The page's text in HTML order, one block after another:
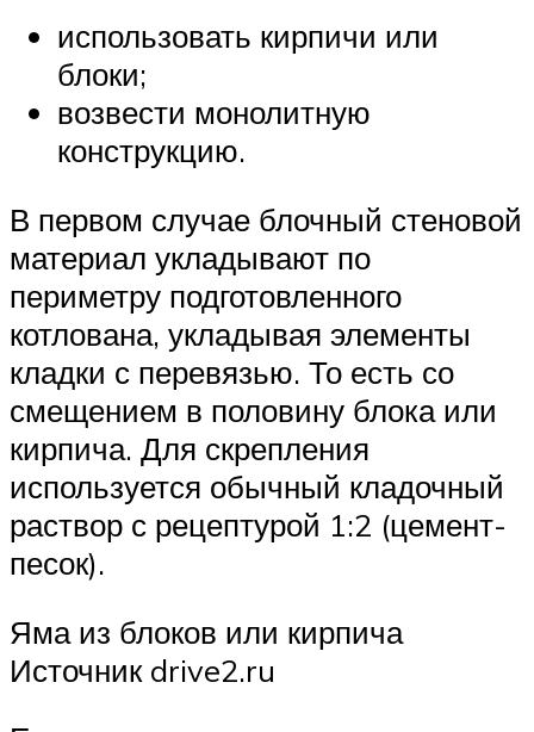
использовать кирпичи или
блоки;
возвести монолитную
конструкцию.
В первом случае блочный стеновой
материал укладывают по
периметру подготовленного
котлована, укладывая элементы
кладки с перевязью. То есть со
смещением в половину блока или
кирпича. Для скрепления
используется обычный кладочный
раствор с рецептурой 1:2 (цемент-
песок).
Яма из блоков или кирпича
Источник drive2.ru